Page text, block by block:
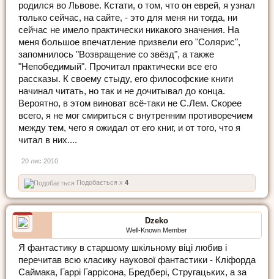
родился во Львове. Кстати, о том, что он еврей, я узнал
только сейчас, на сайте, - это для меня ни тогда, ни
сейчас не имело практически никакого значения. На
меня большое впечатление призвели его "Солярис",
запомнилось "Возвращение со звёзд", а также
"Непобедимый". Прочитал практически все его
рассказы. К своему стыду, его философские книги
начинал читать, но так и не дочитывал до конца.
Вероятно, в этом виноват всё-таки не С.Лем. Скорее
всего, я не мог смириться с внутренним противоречием
между тем, чего я ожидал от его книг, и от того, что я
читал в них....
20 лис 2010
Подобається x 4
Dzeko
Well-Known Member
Я фантастику в старшому шкільному віці любив і
перечитав всю класику наукової фантастики - Кліфорда
Саймака, Гаррі Гаррісона, Бредбері, Стругацьких, а за